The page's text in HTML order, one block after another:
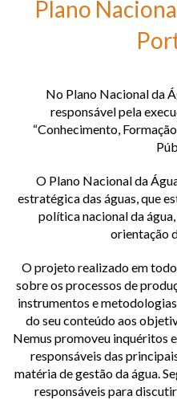
Programas operacionais do
Rede Europeia de
Plano
No Plano Nacional da
responsável pela
“Conhecimento,
O Plano Nacional da
estratégica das águas, que
política nacional da
orientação
O projeto realizado em
sobre os processos de
instrumentos e
do seu conteúdo aos
Nemus promoveu inquéritos
responsáveis das
matéria de gestão da água.
responsáveis para